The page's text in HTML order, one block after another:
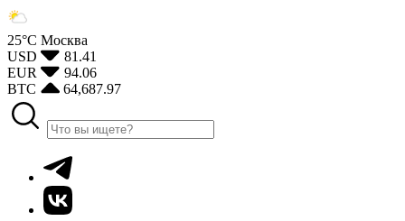
25°С Москва
USD
81.41
EUR
94.06
BTC
64,687.97